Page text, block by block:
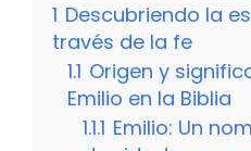
1 Descubriendo la
través de la fe
1.1 Origen y
Emilio en la Biblia
1.1.1 Emilio: Un